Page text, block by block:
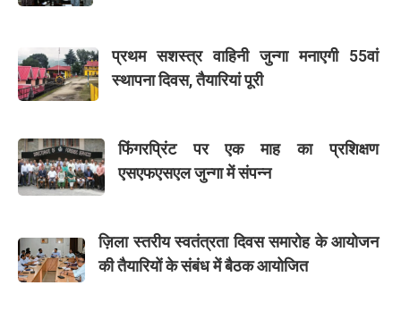
प्रथम सशस्त्र वाहिनी जुन्गा मनाएगी 55वां
स्थापना दिवस, तैयारियां पूरी
फिंगरप्रिंट पर एक माह का प्रशिक्षण
एसएफएसएल जुन्गा में संपन्न
ज़िला स्तरीय स्वतंत्रता दिवस समारोह के आयोजन
की तैयारियों के संबंध में बैठक आयोजित